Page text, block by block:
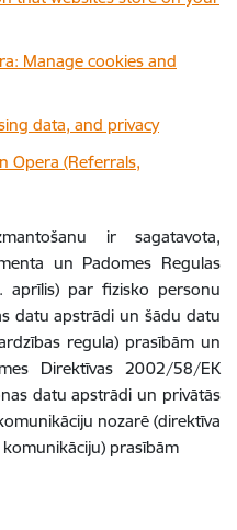
Manage cookies and
data, and privacy
Opera (Referrals,
ir sagatavota,
un Padomes Regulas
aprīlis) par fizisko personu
datu apstrādi un šādu datu
regula) prasībām un
Direktīvas 2002/58/EK
datu apstrādi un privātās
nozarē (direktīva
prasībām